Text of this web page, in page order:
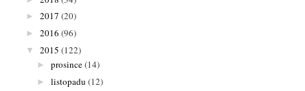
► 2017 (20)
► 2016 (96)
▼ 2015 (122)
► prosince(14)
► listopadu (12)